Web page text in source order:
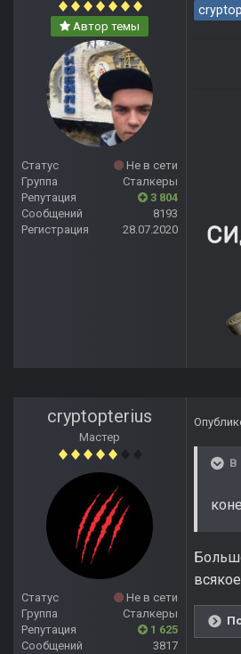
Автор темы
Статус
Не в сети
Группа
Сталкеры
Репутация
3 804
Сообщений
8193
Регистрация
28.07.2020
cryptopterius
Мастер
Статус
Не в сети
Группа
Сталкеры
Репутация
1 625
Сообщений
3817
В